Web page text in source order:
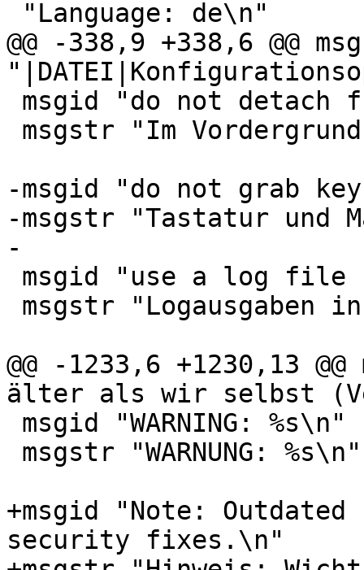
@@ -338,9 +338,6 @@
-msgid "do not grab
-msgstr "Tastatur und
-
@@ -1233,6 +1230,13
älter als wir selbst
+msgid "Note:
security fixes.\n"